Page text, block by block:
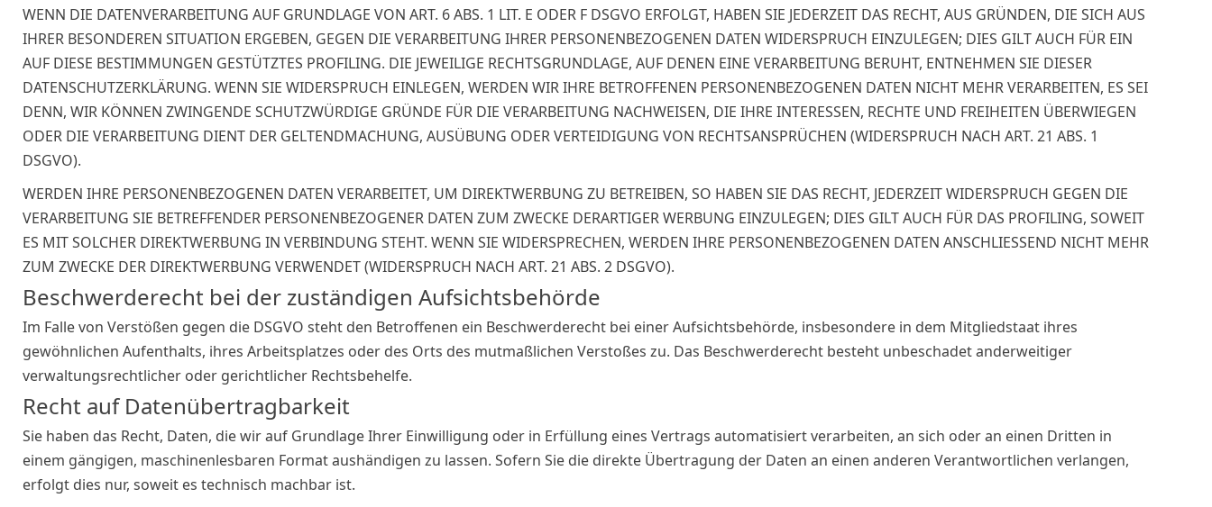
WENN DIE DATENVERARBEITUNG AUF GRUNDLAGE VON ART. 6 ABS. 1 LIT. E ODER F DSGVO ERFOLGT, HABEN SIE JEDERZEIT DAS RECHT, AUS GRÜNDEN, DIE SICH AUS
IHRER BESONDEREN SITUATION ERGEBEN, GEGEN DIE VERARBEITUNG IHRER PERSONENBEZOGENEN DATEN WIDERSPRUCH EINZULEGEN; DIES GILT AUCH FÜR EIN
AUF DIESE BESTIMMUNGEN GESTÜTZTES PROFILING. DIE JEWEILIGE RECHTSGRUNDLAGE, AUF DENEN EINE VERARBEITUNG BERUHT, ENTNEHMEN SIE DIESER
DATENSCHUTZERKLÄRUNG. WENN SIE WIDERSPRUCH EINLEGEN, WERDEN WIR IHRE BETROFFENEN PERSONENBEZOGENEN DATEN NICHT MEHR VERARBEITEN, ES SEI
DENN, WIR KÖNNEN ZWINGENDE SCHUTZWÜRDIGE GRÜNDE FÜR DIE VERARBEITUNG NACHWEISEN, DIE IHRE INTERESSEN, RECHTE UND FREIHEITEN ÜBERWIEGEN
ODER DIE VERARBEITUNG DIENT DER GELTENDMACHUNG, AUSÜBUNG ODER VERTEIDIGUNG VON RECHTSANSPRÜCHEN (WIDERSPRUCH NACH ART. 21 ABS. 1
DSGVO).
WERDEN IHRE PERSONENBEZOGENEN DATEN VERARBEITET, UM DIREKTWERBUNG ZU BETREIBEN, SO HABEN SIE DAS RECHT, JEDERZEIT WIDERSPRUCH GEGEN DIE
VERARBEITUNG SIE BETREFFENDER PERSONENBEZOGENER DATEN ZUM ZWECKE DERARTIGER WERBUNG EINZULEGEN; DIES GILT AUCH FÜR DAS PROFILING, SOWEIT
ES MIT SOLCHER DIREKTWERBUNG IN VERBINDUNG STEHT. WENN SIE WIDERSPRECHEN, WERDEN IHRE PERSONENBEZOGENEN DATEN ANSCHLIESSEND NICHT MEHR
ZUM ZWECKE DER DIREKTWERBUNG VERWENDET (WIDERSPRUCH NACH ART. 21 ABS. 2 DSGVO).
Beschwerde­recht bei der zuständigen Aufsichts­behörde
Im Falle von Verstößen gegen die DSGVO steht den Betroffenen ein Beschwerderecht bei einer Aufsichtsbehörde, insbesondere in dem Mitgliedstaat ihres
gewöhnlichen Aufenthalts, ihres Arbeitsplatzes oder des Orts des mutmaßlichen Verstoßes zu. Das Beschwerderecht besteht unbeschadet anderweitiger
verwaltungsrechtlicher oder gerichtlicher Rechtsbehelfe.
Recht auf Daten­übertrag­barkeit
Sie haben das Recht, Daten, die wir auf Grundlage Ihrer Einwilligung oder in Erfüllung eines Vertrags automatisiert verarbeiten, an sich oder an einen Dritten in
einem gängigen, maschinenlesbaren Format aushändigen zu lassen. Sofern Sie die direkte Übertragung der Daten an einen anderen Verantwortlichen verlangen,
erfolgt dies nur, soweit es technisch machbar ist.